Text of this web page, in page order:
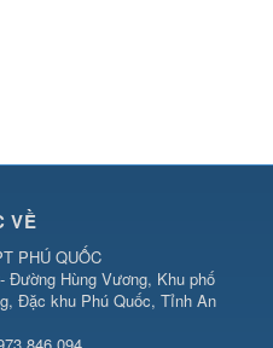
VỀ
PHÚ QUỐC
Đường Hùng Vương, Khu phố
Đặc khu Phú Quốc, Tỉnh An